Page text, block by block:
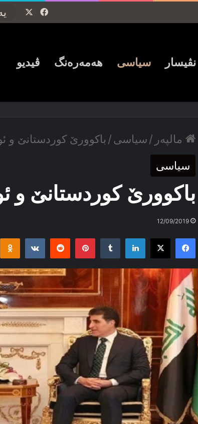
Facebook
نڤیسار سیاسی ھەمەرەنگ ڤیدیو
مالپەر /سیاسی/ باكوورێ كوردستانێ و
سیاسی
باكوورێ كوردستانێ و
12/09/2019
Facebook
X
LinkedIn
Tumblr
Pinterest
Reddit